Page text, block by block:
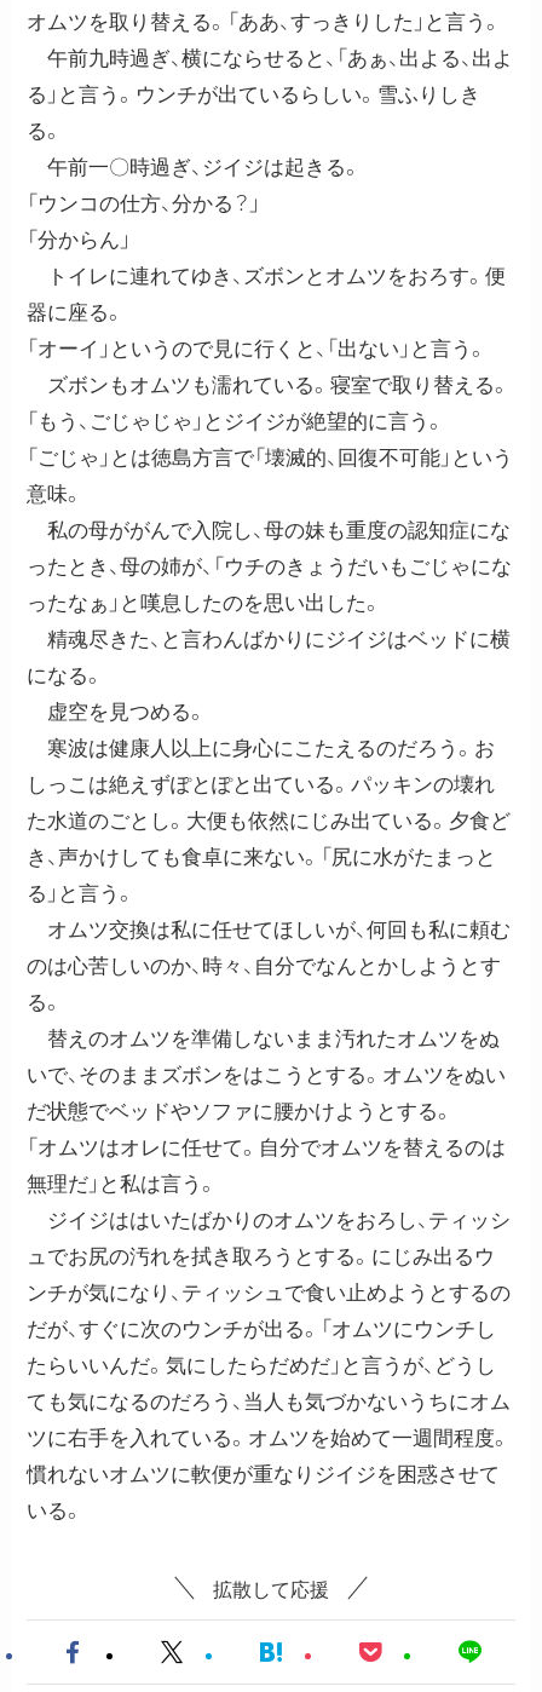
オムツを取り替える。「ああ、すっきりした」と言う。
午前九時過ぎ、横にならせると、「あぁ、出よる、出よ
る」と言う。ウンチが出ているらしい。雪ふりしき
る。
午前一〇時過ぎ、ジイジは起きる。
「ウンコの仕方、分かる？」
「分からん」
トイレに連れてゆき、ズボンとオムツをおろす。便
器に座る。
「オーイ」というので見に行くと、「出ない」と言う。
ズボンもオムツも濡れている。寝室で取り替える。
「もう、ごじゃじゃ」とジイジが絶望的に言う。
「ごじゃ」とは徳島方言で「壊滅的、回復不可能」という
意味。
私の母ががんで入院し、母の妹も重度の認知症にな
ったとき、母の姉が、「ウチのきょうだいもごじゃにな
ったなぁ」と嘆息したのを思い出した。
精魂尽きた、と言わんばかりにジイジはベッドに横
になる。
虚空を見つめる。
寒波は健康人以上に身心にこたえるのだろう。お
しっこは絶えずぽとぽと出ている。パッキンの壊れ
た水道のごとし。大便も依然にじみ出ている。夕食ど
き、声かけしても食卓に来ない。「尻に水がたまっと
る」と言う。
オムツ交換は私に任せてほしいが、何回も私に頼む
のは心苦しいのか、時々、自分でなんとかしようとす
る。
替えのオムツを準備しないまま汚れたオムツをぬ
いで、そのままズボンをはこうとする。オムツをぬい
だ状態でベッドやソファに腰かけようとする。
「オムツはオレに任せて。自分でオムツを替えるのは
無理だ」と私は言う。
ジイジははいたばかりのオムツをおろし、ティッシ
ュでお尻の汚れを拭き取ろうとする。にじみ出るウ
ンチが気になり、ティッシュで食い止めようとするの
だが、すぐに次のウンチが出る。「オムツにウンチし
たらいいんだ。気にしたらだめだ」と言うが、どうし
ても気になるのだろう、当人も気づかないうちにオム
ツに右手を入れている。オムツを始めて一週間程度。
慣れないオムツに軟便が重なりジイジを困惑させて
いる。
拡散して応援